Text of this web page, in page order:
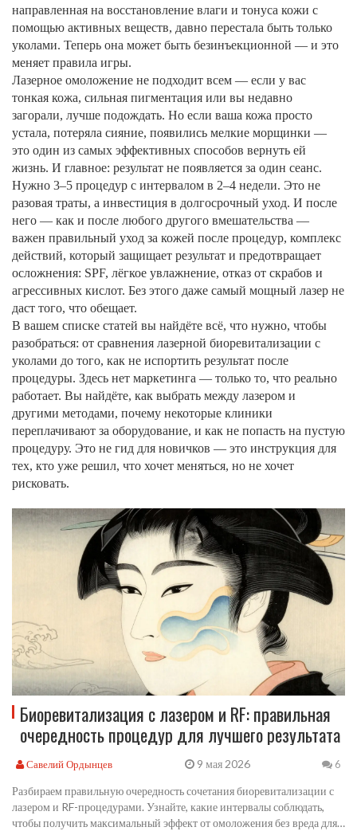
направленная на восстановление влаги и тонуса кожи с
помощью активных веществ, давно перестала быть только
уколами. Теперь она может быть безинъекционной — и это
меняет правила игры.
Лазерное омоложение не подходит всем — если у вас
тонкая кожа, сильная пигментация или вы недавно
загорали, лучше подождать. Но если ваша кожа просто
устала, потеряла сияние, появились мелкие морщинки —
это один из самых эффективных способов вернуть ей
жизнь. И главное: результат не появляется за один сеанс.
Нужно 3–5 процедур с интервалом в 2–4 недели. Это не
разовая траты, а инвестиция в долгосрочный уход. И после
него — как и после любого другого вмешательства —
важен правильный уход за кожей после процедур, комплекс
действий, который защищает результат и предотвращает
осложнения: SPF, лёгкое увлажнение, отказ от скрабов и
агрессивных кислот. Без этого даже самый мощный лазер не
даст того, что обещает.
В вашем списке статей вы найдёте всё, что нужно, чтобы
разобраться: от сравнения лазерной биоревитализации с
уколами до того, как не испортить результат после
процедуры. Здесь нет маркетинга — только то, что реально
работает. Вы найдёте, как выбрать между лазером и
другими методами, почему некоторые клиники
переплачивают за оборудование, и как не попасть на пустую
процедуру. Это не гид для новичков — это инструкция для
тех, кто уже решил, что хочет меняться, но не хочет
рисковать.
Биоревитализация с лазером и RF: правильная
очередность процедур для лучшего результата
Савелий Ордынцев 9 мая 2026 6
Разбираем правильную очередность сочетания биоревитализации с
лазером и RF-процедурами. Узнайте, какие интервалы соблюдать,
чтобы получить максимальный эффект от омоложения без вреда для